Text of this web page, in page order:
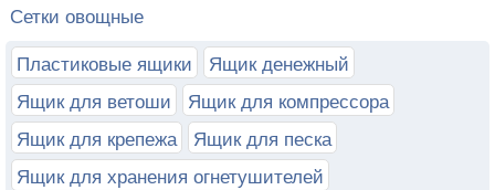
Сетки овощные
Пластиковые ящики
Ящик денежный
Ящик для ветоши
Ящик для компрессора
Ящик для крепежа
Ящик для песка
Ящик для хранения огнетушителей